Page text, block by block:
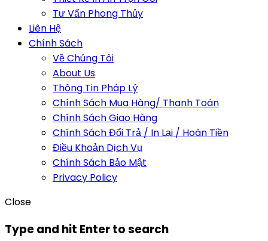
Tư Vấn Phong Thủy
Liên Hệ
Chính Sách
Về Chúng Tôi
About Us
Thông Tin Pháp Lý
Chính Sách Mua Hàng/ Thanh Toán
Chính Sách Giao Hàng
Chính Sách Đổi Trả / In Lại / Hoàn Tiền
Điều Khoản Dịch Vụ
Chính Sách Bảo Mật
Privacy Policy
Close
Type and hit Enter to search